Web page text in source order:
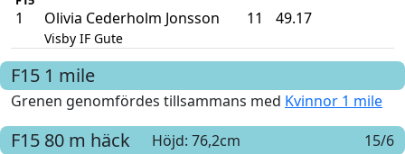
1 Olivia Cederholm Jonsson
Visby IF Gute
11 49.17
F15 1 mile
Grenen genomfördes tillsammans med Kvinnor 1 mile
F15 80 m häck Höjd: 76,2cm
15/6